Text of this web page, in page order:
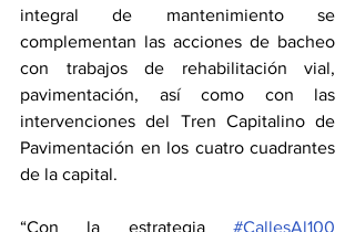
integral de mantenimiento se
complementan las acciones de bacheo
con trabajos de rehabilitación vial,
pavimentación, así como con las
intervenciones del Tren Capitalino de
Pavimentación en los cuatro cuadrantes
de la capital.
“Con la estrategia #CallesAl100